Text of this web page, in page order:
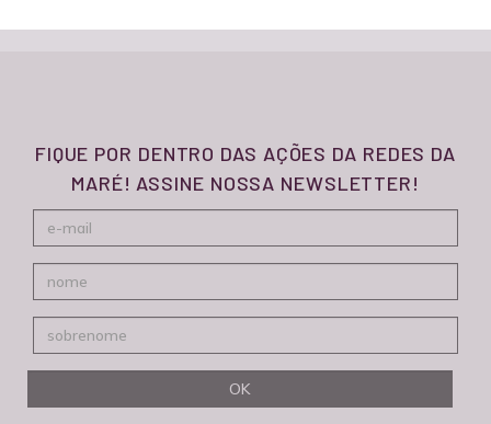
FIQUE POR DENTRO DAS AÇÕES DA REDES DA
MARÉ! ASSINE NOSSA NEWSLETTER!